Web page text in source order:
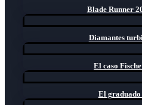
Blade Runner
Diamantes
El caso
El graduado